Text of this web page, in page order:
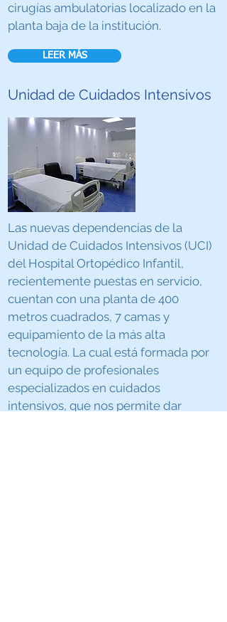
cirugías ambulatorias localizado en la
planta baja de la institución.
LEER MÁS
Unidad de Cuidados Intensivos
Las nuevas dependencias de la
Unidad de Cuidados Intensivos (UCI)
del Hospital Ortopédico Infantil,
recientemente puestas en servicio,
cuentan con una planta de 400
metros cuadrados, 7 camas y
equipamiento de la más alta
tecnología. La cual está formada por
un equipo de profesionales
especializados en cuidados
intensivos, que nos permite dar